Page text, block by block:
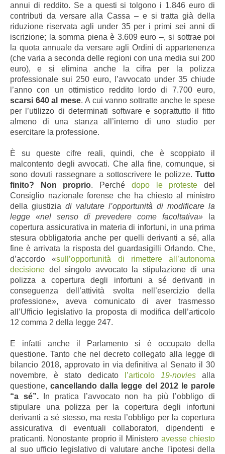
annui di reddito. Se a questi si tolgono i 1.846 euro di
contributi da versare alla Cassa – e si tratta già della
riduzione riservata agli under 35 per i primi sei anni di
iscrizione; la somma piena è 3.609 euro –, si sottrae poi
la quota annuale da versare agli Ordini di appartenenza
(che varia a seconda delle regioni con una media sui 200
euro), e si elimina anche la cifra per la polizza
professionale sui 250 euro, l’avvocato under 35 chiude
l’anno con un ottimistico reddito lordo di 7.700 euro,
scarsi 640 al mese. A cui vanno sottratte anche le spese
per l’utilizzo di determinati software e soprattutto il fitto
almeno di una stanza all’interno di uno studio per
esercitare la professione.
È su queste cifre reali, quindi, che è scoppiato il
malcontento degli avvocati. Che alla fine, comunque, si
sono dovuti rassegnare a sottoscrivere le polizze. Tutto
finito? Non proprio. Perché dopo le proteste del
Consiglio nazionale forense che ha chiesto al ministro
della giustizia di valutare l’opportunità di modificare la
legge «nel senso di prevedere come facoltativa» la
copertura assicurativa in materia di infortuni, in una prima
stesura obbligatoria anche per quelli derivanti a sé, alla
fine è arrivata la risposta del guardasigilli Orlando. Che,
d’accordo «sull’opportunità di rimettere all’autonoma
decisione del singolo avvocato la stipulazione di una
polizza a copertura degli infortuni a sé derivanti in
conseguenza dell’attività svolta nell’esercizio della
professione», aveva comunicato di aver trasmesso
all’Ufficio legislativo la proposta di modifica dell’articolo
12 comma 2 della legge 247.
E infatti anche il Parlamento si è occupato della
questione. Tanto che nel decreto collegato alla legge di
bilancio 2018, approvato in via definitiva al Senato il 30
novembre, è stato dedicato
l’articolo 19-noviesalla
questione,cancellando dalla legge del 2012 le parole
“a sé”.In pratica l’avvocato non ha più l’obbligo di
stipulare una polizza per la copertura degli infortuni
derivanti a sé stesso, ma resta l’obbligo per la copertura
assicurativa di eventualicollaboratori, dipendenti e
praticanti. Nonostante proprio il Ministero avesse chiesto
al suo ufficio legislativo di valutare anche l'ipotesi della